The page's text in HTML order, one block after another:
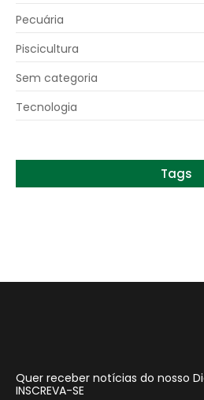
Pecuária
Piscicultura
Sem categoria
Tecnologia
Tags
Quer receber notícias do nosso
INSCREVA-SE